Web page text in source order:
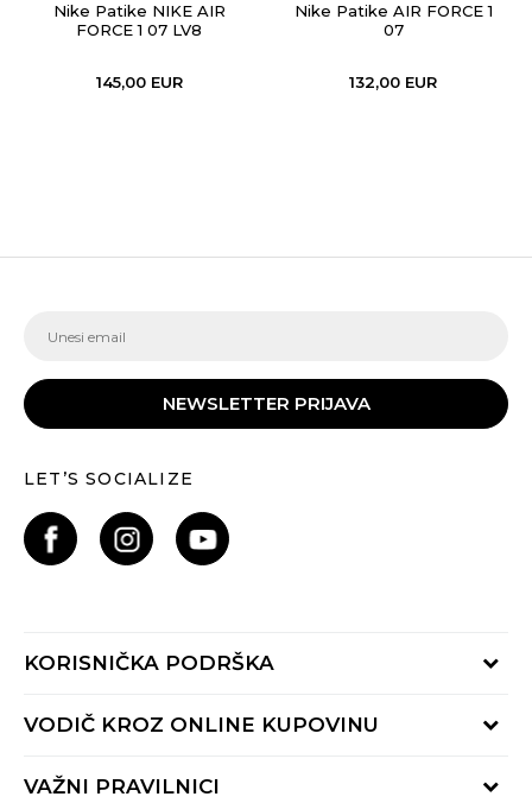
Nike Patike NIKE AIR
FORCE 1 07 LV8
145,00 EUR
Nike Patike AIR FORCE 1
07
132,00 EUR
NEWSLETTER PRIJAVA
LET’S SOCIALIZE
KORISNIČKA PODRŠKA
Provjeri status porudžbine
Radno vrijeme 9-16h
VODIČ KROZ ONLINE KUPOVINU
Načini isporuke
VAŽNI PRAVILNICI